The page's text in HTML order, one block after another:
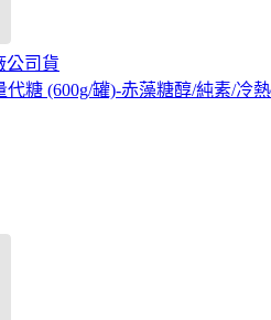
公司貨
代糖 (600g/罐)-赤藻糖醇/純素/冷